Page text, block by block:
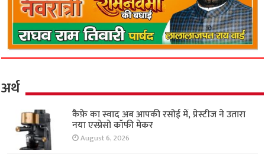
अर्थ
कैफ़े का स्वाद अब आपकी रसोई में, प्रेस्टीज ने उतारा
नया एस्प्रेसो कॉफी मेकर
August 6, 2026